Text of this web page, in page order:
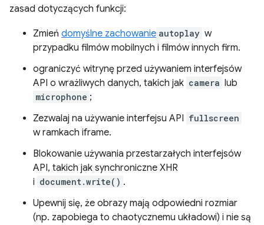
zasad dotyczących funkcji:
Zmień domyślne zachowanie autoplay w
przypadku filmów mobilnych i filmów innych firm.
ograniczyć witrynę przed używaniem interfejsów
API o wrażliwych danych, takich jak camera lub
microphone ;
Zezwalaj na używanie interfejsu API fullscreen
w ramkach iframe.
Blokowanie używania przestarzałych interfejsów
API, takich jak synchroniczne XHR
i document.write() .
Upewnij się, że obrazy mają odpowiedni rozmiar
(np. zapobiega to chaotycznemu układowi) i nie są